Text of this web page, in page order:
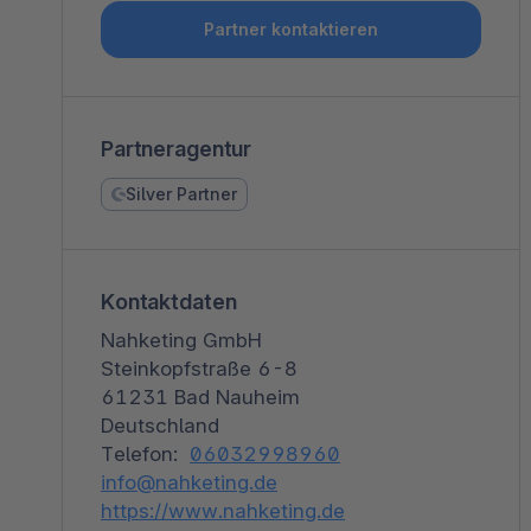
Shopware PaaS
Composable Frontends
Podcast
Partner kontaktieren
Partneragentur
Silver Partner
Kontaktdaten
Nahketing GmbH
Steinkopfstraße 6-8
61231 Bad Nauheim
Deutschland
Telefon: 06032998960
info@nahketing.de
https://www.nahketing.de